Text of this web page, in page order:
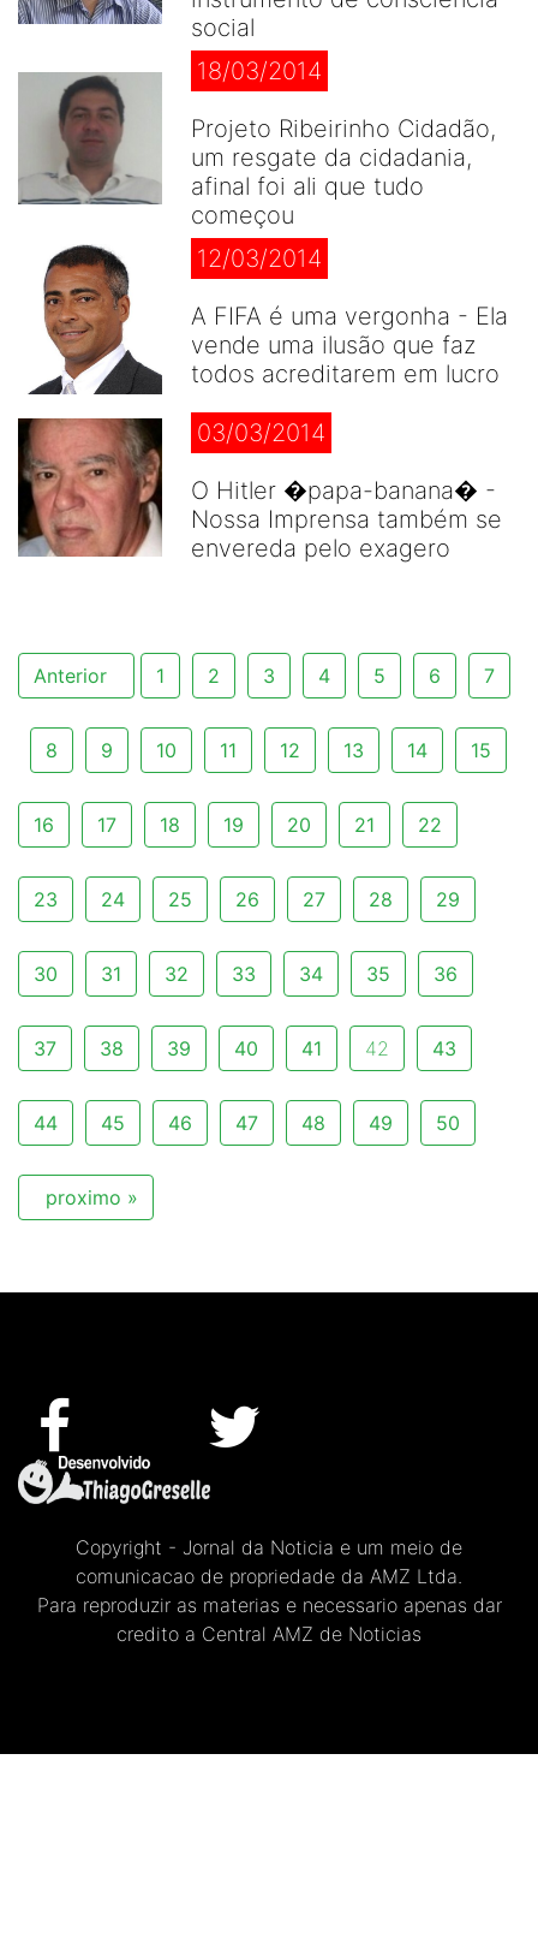
social
18/03/2014
Projeto Ribeirinho Cidadão,
um resgate da cidadania,
afinal foi ali que tudo
começou
12/03/2014
A FIFA é uma vergonha - Ela
vende uma ilusão que faz
todos acreditarem em lucro
03/03/2014
O Hitler �papa-banana� -
Nossa Imprensa também se
envereda pelo exagero
Anterior 1 2 3 4 5 6 7
8 9 10 11 12 13 14 15
16 17 18 19 20 21 22
23 24 25 26 27 28 29
30 31 32 33 34 35 36
37 38 39 40 41 42 43
44 45 46 47 48 49 50
proximo »
Copyright - Jornal da Noticia e um meio de
comunicacao de propriedade da AMZ Ltda.
Para reproduzir as materias e necessario apenas dar
credito a Central AMZ de Noticias